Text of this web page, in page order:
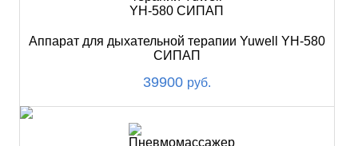
Аппарат для дыхательной терапии Yuwell YH-580
СИПАП
39900 руб.